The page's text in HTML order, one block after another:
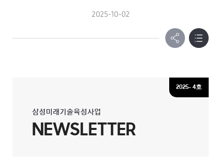
2025-10-02
삼성미래기술육성사업
NEWSLETTER
2025- 4호